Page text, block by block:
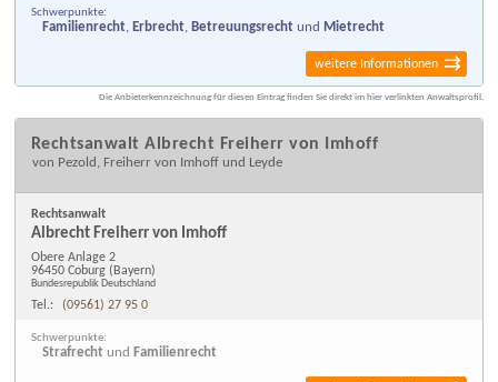
Schwerpunkte:
Familienrecht, Erbrecht, Betreuungsrecht und Mietrecht
weitere Informationen
Die Anbieterkennzeichnung für diesen Eintrag finden Sie direkt im hier verlinkten Anwaltsprofil.
Rechtsanwalt Albrecht Freiherr von Imhoff
von Pezold, Freiherr von Imhoff und Leyde
Rechtsanwalt
Albrecht Freiherr von Imhoff
Obere Anlage 2
96450 Coburg (Bayern)
Bundesrepublik Deutschland
Tel.: (09561) 27 95 0
Schwerpunkte:
Strafrecht und Familienrecht